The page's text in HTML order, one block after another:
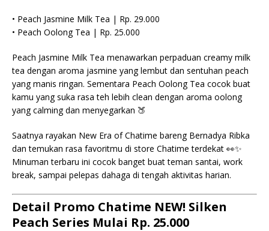
• Peach Jasmine Milk Tea | Rp. 29.000
• Peach Oolong Tea | Rp. 25.000
Peach Jasmine Milk Tea menawarkan perpaduan creamy milk
tea dengan aroma jasmine yang lembut dan sentuhan peach
yang manis ringan. Sementara Peach Oolong Tea cocok buat
kamu yang suka rasa teh lebih clean dengan aroma oolong
yang calming dan menyegarkan 🍑
Saatnya rayakan New Era of Chatime bareng Bernadya Ribka
dan temukan rasa favoritmu di store Chatime terdekat 👀✨
Minuman terbaru ini cocok banget buat teman santai, work
break, sampai pelepas dahaga di tengah aktivitas harian.
Detail Promo Chatime NEW! Silken
Peach Series Mulai Rp. 25.000